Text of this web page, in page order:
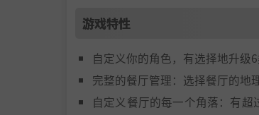
游戏特性
自定义你的角色，有选择地升级
完整的餐厅管理：选择餐厅的地
自定义餐厅的每一个角落：有